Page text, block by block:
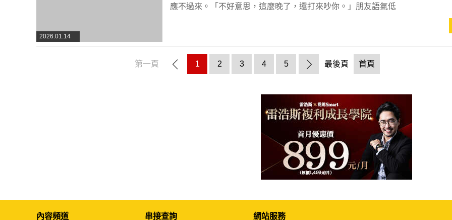
2026.01.14
應不過來。「不好意思，這麼晚了，還打來吵你。」朋友語氣低
第一頁 1 2 3 4 5 最後頁 首頁
內容頻道 串接查詢 網站服務